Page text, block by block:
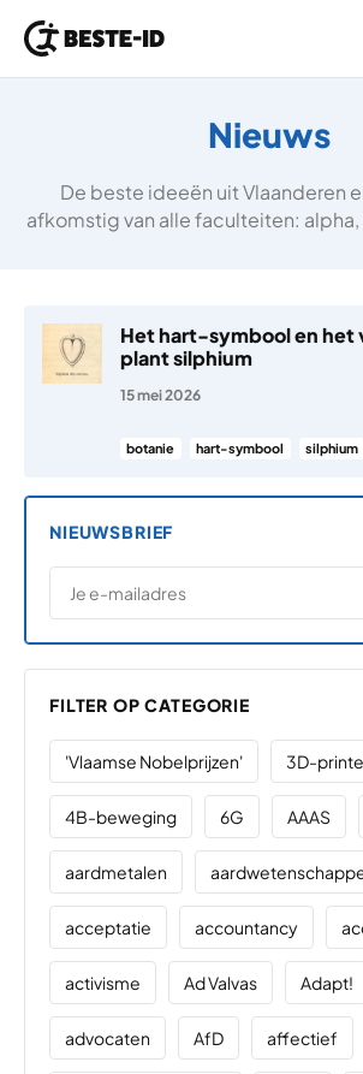
Nieuws
De beste ideeën uit Vlaanderen
afkomstig van alle faculteiten:
Het hart-symbool en het
plant silphium
15 mei 2026
botanie hart-symbool silphium
NIEUWSBRIEF
E-MAILADRES
*
FILTER OP CATEGORIE
'Vlaamse Nobelprijzen' 3D-
4B-beweging 6G AAAS
aardmetalen
acceptatie accountancy
activisme Ad Valvas Adapt!
advocaten AfD affectief